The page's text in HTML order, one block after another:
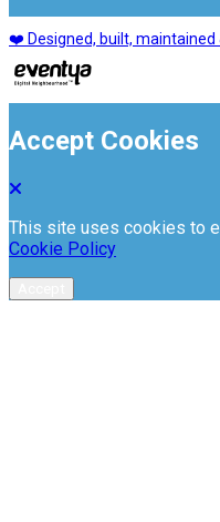
❤️ Designed, built, maintained
Accept Cookies
This site uses cookies to
Cookie Policy